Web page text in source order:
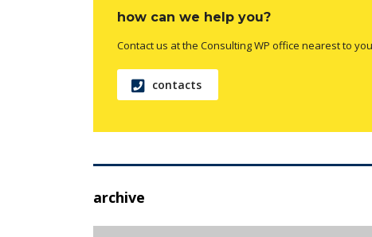
how can we help you?
Contact us at the Consulting WP office nearest to
contacts
archive